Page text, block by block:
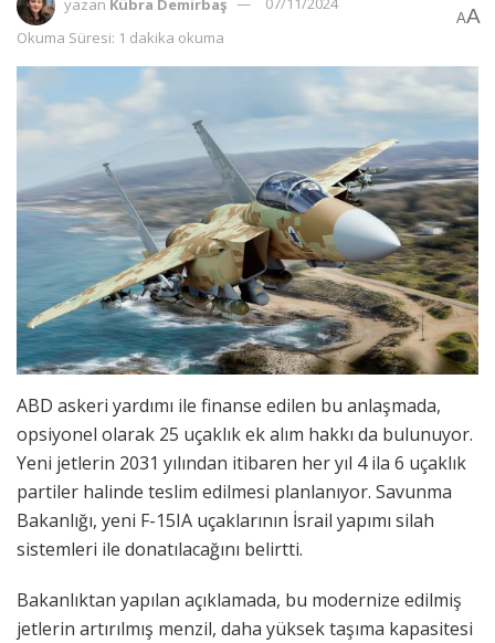
Okuma Süresi: 1 dakika okuma
AA
ABD askeri yardımı ile finanse edilen bu anlaşmada,
opsiyonel olarak 25 uçaklık ek alım hakkı da bulunuyor.
Yeni jetlerin 2031 yılından itibaren her yıl 4 ila 6 uçaklık
partiler halinde teslim edilmesi planlanıyor. Savunma
Bakanlığı, yeni F-15IA uçaklarının İsrail yapımı silah
sistemleri ile donatılacağını belirtti.
Bakanlıktan yapılan açıklamada, bu modernize edilmiş
jetlerin artırılmış menzil, daha yüksek taşıma kapasitesi